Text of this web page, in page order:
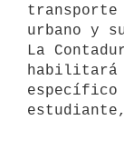
transporte
urbano y
La
habilitará